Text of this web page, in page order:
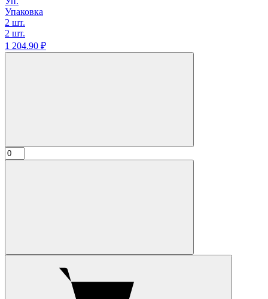
Упаковка
2 шт.
2 шт.
1 204.90 ₽